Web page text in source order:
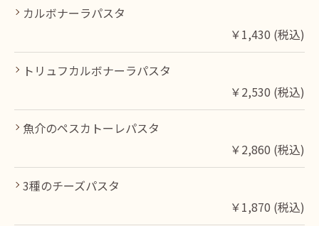
カルボナーラパスタ
￥1,430 (税込)
トリュフカルボナーラパスタ
￥2,530 (税込)
魚介のペスカトーレパスタ
￥2,860 (税込)
3種のチーズパスタ
￥1,870 (税込)